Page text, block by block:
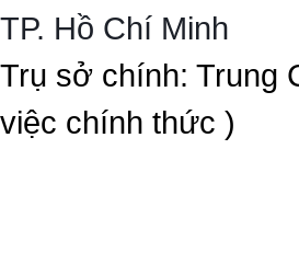
TP. Hồ Chí Minh
Trụ sở chính: Trung
việc chính thức )